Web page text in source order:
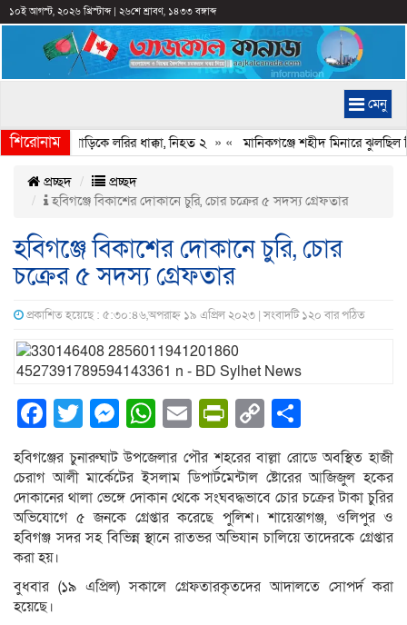
১০ই আগস্ট, ২০২৬ খ্রিস্টাব্দ| ২৬শে শ্রাবণ, ১৪৩৩ বঙ্গাব্দ
মেনু
শিরোনাম
থাকা চার গাড়িকে লরির ধাক্কা, নিহত ২» «মানিকগঞ্জে শহীদ মিনারে ঝুলছিল
প্রচ্ছদ
প্রচ্ছদ
হবিগঞ্জে বিকাশের দোকানে চুরি, চোর চক্রের ৫ সদস্য গ্রেফতার
হবিগঞ্জে বিকাশের দোকানে চুরি, চোর
চক্রের ৫ সদস্য গ্রেফতার
প্রকাশিত হয়েছে : ৫:৩০:৪৬,অপরাহ্ন ১৯ এপ্রিল ২০২৩ | সংবাদটি ১২০ বার পঠিত
Facebook
Twitter
Messenger
WhatsApp
EmailPrintFriendly
Copy
Link
হবিগঞ্জের চুনারুঘাট উপজেলার পৌর শহরের বাল্লা রোডে অবস্থিত হাজী
চেরাগ আলী মার্কেটের ইসলাম ডিপার্টমেন্টাল ষ্টোরের আজিজুল হকের
দোকানের থালা ভেঙ্গে দোকান থেকে সংঘবদ্ধভাবে চোর চক্রের টাকা চুরির
অভিযোগে ৫ জনকে গ্রেপ্তার করেছে পুলিশ। শায়েস্তাগঞ্জ, ওলিপুর ও
হবিগঞ্জ সদর সহ বিভিন্ন স্থানে রাতভর অভিযান চালিয়ে তাদেরকে গ্রেপ্তার
করা হয়।
বুধবার (১৯ এপ্রিল) সকালে গ্রেফতারকৃতদের আদালতে সোপর্দ করা
হয়েছে।